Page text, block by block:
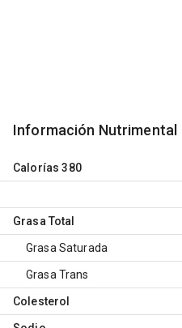
Información Nutrimental
Calorías 380
Grasa Total
Grasa Saturada
Grasa Trans
Colesterol